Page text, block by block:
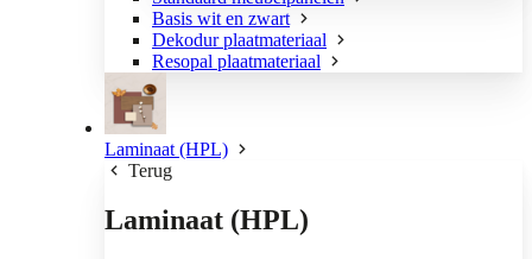
Basis wit en zwart
Dekodur plaatmateriaal
Resopal plaatmateriaal
Laminaat (HPL)
Terug
Laminaat (HPL)